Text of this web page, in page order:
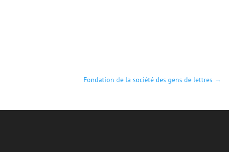
Fondation de la société des gens de lettres →